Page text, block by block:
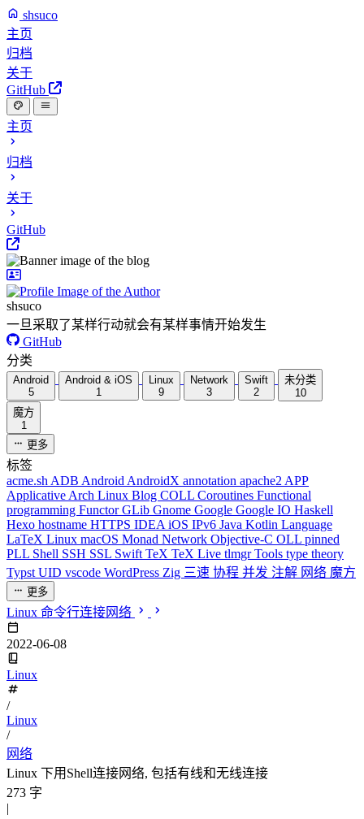
shsuco
主页
归档
关于
GitHub
主页
归档
关于
GitHub
shsuco
一旦采取了某样行动就会有某样事情开始发生
GitHub
分类
Android
5
Android & iOS
1
Linux
9
Network
3
Swift
2
未分类
10
魔方
1
更多
标签
acme.sh ADB Android AndroidX annotation apache2 APP
Applicative Arch Linux Blog COLL Coroutines Functional
programming FunctorGLib Gnome Google Google IO Haskell
Hexo hostname HTTPS IDEA iOS IPv6 Java Kotlin Language
LaTeX Linux macOS Monad Network Objective-C OLL pinned
PLL Shell SSH SSL Swift TeX TeX Live tlmgrTools type theory
Typst UID vscode WordPress Zig 三速 协程 并发 注解 网络 魔方
更多
Linux 命令行连接网络
2022-06-08
Linux
/
Linux
/
网络
Linux 下用Shell连接网络, 包括有线和无线连接
273 字
|